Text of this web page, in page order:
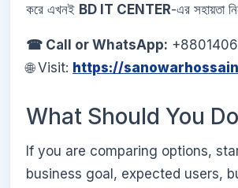
করে এখনই BD IT CENTER-এর সহায়তা
☎ Call or WhatsApp:
🌐 Visit: https://
What Should You
If you are comparing options,
business goal, expected users,